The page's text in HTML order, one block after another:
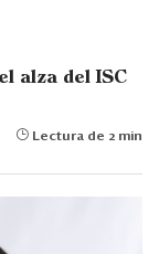
alza del ISC
Lectura de 2 min